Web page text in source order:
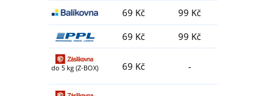
69 Kč
99 Kč
69 Kč
99 Kč
do 5 kg (Z-BOX) 69 Kč -